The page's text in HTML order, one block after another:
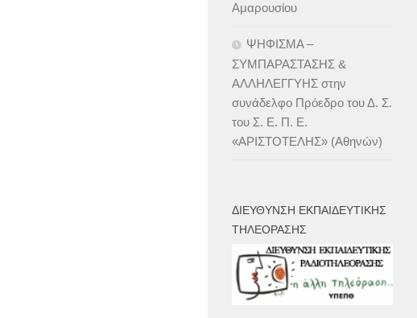
Αμαρουσίου
ΨΗΦΙΣΜΑ –
ΣΥΜΠΑΡΑΣΤΑΣΗΣ &
ΑΛΛΗΛΕΓΓΥΗΣ στην
συνάδελφο Πρόεδρο του Δ. Σ.
του Σ. Ε. Π. Ε.
«ΑΡΙΣΤΟΤΕΛΗΣ» (Αθηνών)
ΔΙΕΎΘΥΝΣΗ ΕΚΠΑΙΔΕΥΤΙΚΉΣ
ΤΗΛΕΌΡΑΣΗΣ